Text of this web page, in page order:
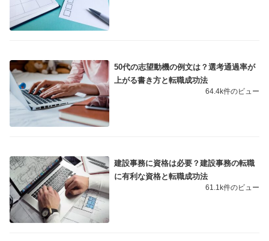
50代の志望動機の例文は？選考通過率が
上がる書き方と転職成功法
64.4k件のビュー
建設事務に資格は必要？建設事務の転職
に有利な資格と転職成功法
61.1k件のビュー